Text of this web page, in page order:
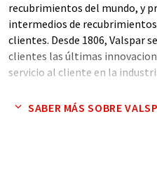
recubrimientos del mundo, y
intermedios de
clientes. Desde 1806, Valspar
clientes las últimas
servicio al cliente en la
Con más de 9.500 empleados
SABER MÁS SOBRE